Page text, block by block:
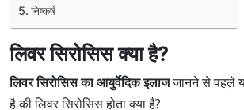
निष्कर्ष
लिवर सिरोसिस क्या है?
लिवर सिरोसिस का आयुर्वेदिक इलाजजानने से पहले
है की लिवर सिरोसिस होता क्या है?